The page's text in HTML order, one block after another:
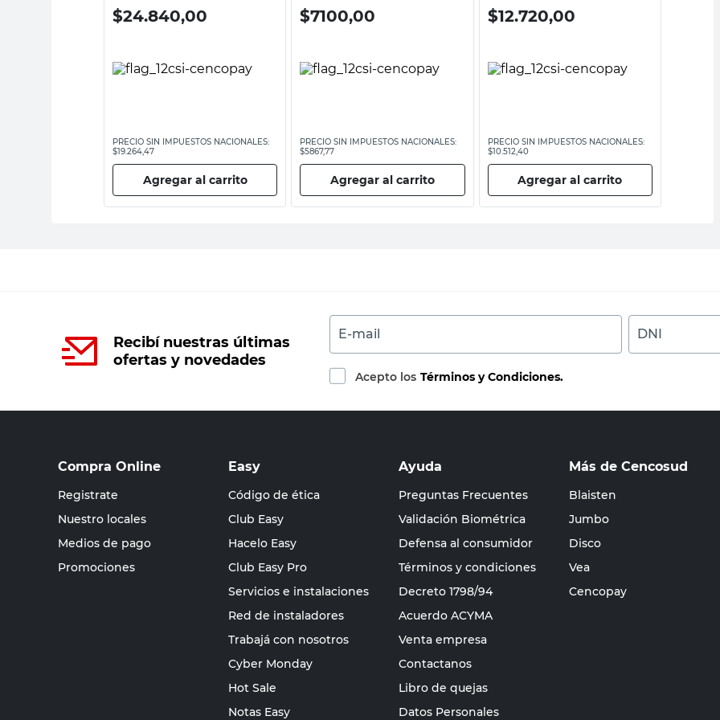
$24.840,00
PRECIO SIN IMPUESTOS NACIONALES:
$19.264,47
Agregar al carrito
$7100,00
PRECIO SIN IMPUESTOS NACIONALES:
$5867,77
Agregar al carrito
$12.720,00
PRECIO SIN IMPUESTOS NACIONALES:
$10.512,40
Agregar al carrito
Recibí nuestras últimas
ofertas y novedades
E-mail DNI
Acepto los Términos y Condiciones.
Compra Online
Registrate
Nuestro locales
Medios de pago
Promociones
Easy
Código de ética
Club Easy
Hacelo Easy
Club Easy Pro
Servicios e instalaciones
Red de instaladores
Trabajá con nosotros
Cyber Monday
Hot Sale
Notas Easy
Ayuda
Preguntas Frecuentes
Validación Biométrica
Defensa al consumidor
Términos y condiciones
Decreto 1798/94
Acuerdo ACYMA
Venta empresa
Contactanos
Libro de quejas
Datos Personales
Más de Cencosud
Blaisten
Jumbo
Disco
Vea
Cencopay